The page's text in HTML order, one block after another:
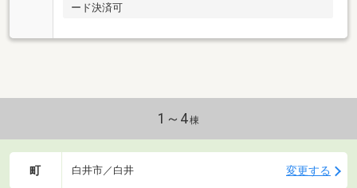
ード決済可
1～4棟
町 白井市／白井 変更する